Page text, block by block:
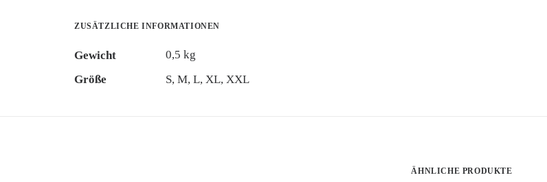
ZUSÄTZLICHE INFORMATIONEN
Gewicht
0,5 kg
Größe
S, M, L, XL, XXL
ÄHNLICHE PRODUKTE